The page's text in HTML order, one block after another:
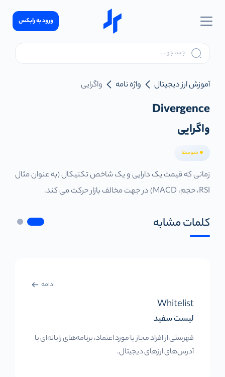
ورود به رابکس
آموزش ارز دیجیتال واژه نامه واگرایی
Divergence
واگرایی
متوسط
زمانی که قیمت یک دارایی و یک شاخص تکنیکال (به عنوان مثال
RSI، حجم، MACD) در جهت مخالف بازار حرکت می کند.
کلمات مشابه
ادامه
Whitelist
لیست سفید
فهرستی از افراد مجاز یا مورد اعتماد، برنامه‌های رایانه‌ای یا
آدرس‌های ارزهای دیجیتال.